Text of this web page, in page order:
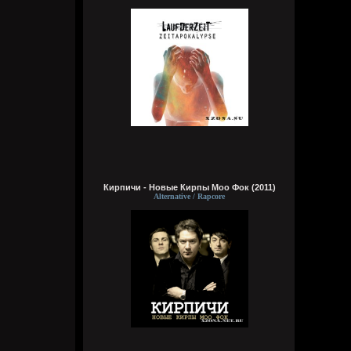
Сегодня в 04:09:05
На острове Врангеля не хочу, там может
и тюлени лапочки. Зато полярники друг
друга в жопу ебут в холодные полярные
ночи. Ну, они чтобы согреться и не
сдохнуть от тоски, поэтому можно их
Сегодня в 04:06:13
острове, подальше от таких как я
Wirtuozik
Сегодня в 04:05:37
Хочу жить на Соловках или на Валааме.
Вместе с монахами бухать и ебать
монашек. На Афоне не хочу. Они там без
баб живут, но при этом у них есть там
Кирпичи - Новые Кирпы Моо Фок (2011)
Alternative / Rapcore